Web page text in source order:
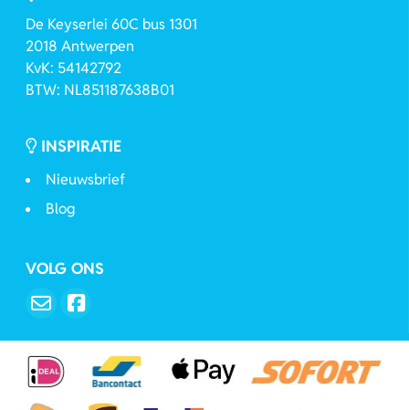
De Keyserlei 60C bus 1301
2018 Antwerpen
KvK: 54142792
BTW: NL851187638B01
INSPIRATIE
Nieuwsbrief
Blog
VOLG ONS